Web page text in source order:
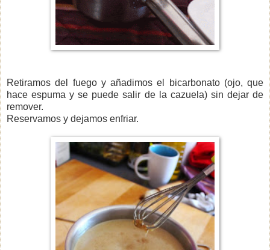
Retiramos del fuego y añadimos el bicarbonato (ojo, que
hace espuma y se puede salir de la cazuela) sin dejar de
remover.
Reservamos y dejamos enfriar.